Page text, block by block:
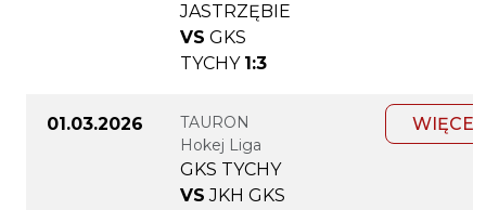
JASTRZĘBIE
VS GKS
TYCHY 1:3
01.03.2026
TAURON
Hokej Liga
GKS TYCHY
VS JKH GKS
WIĘCEJ